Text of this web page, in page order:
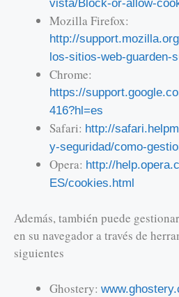
vista/Block-or-allow-
Mozilla Firefox:
http://
los-sitios-web-guarden-
Chrome:
https://
416?hl=es
Safari: http://
y-seguridad/como-
Opera: http://
ES/cookies.html
Además, también puede
en su navegador a través de
siguientes
Ghostery: